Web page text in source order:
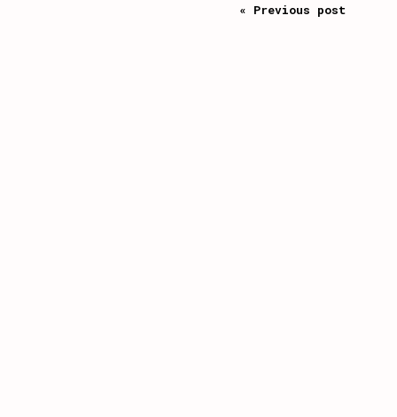
« Previous post